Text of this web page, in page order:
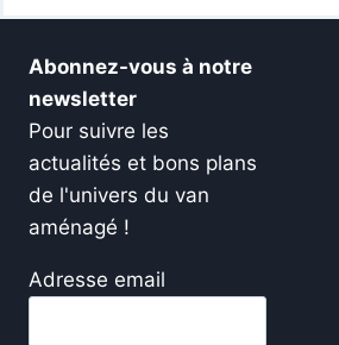
Abonnez-vous à notre
newsletter
Pour suivre les
actualités et bons plans
de l'univers du van
aménagé !
Adresse email